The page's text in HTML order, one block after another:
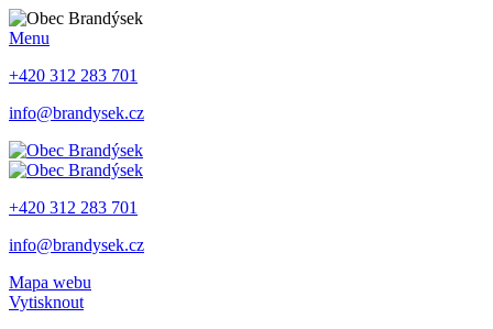
Menu
+420 312 283 701
info@brandysek.cz
+420 312 283 701
info@brandysek.cz
Mapa webu
Vytisknout